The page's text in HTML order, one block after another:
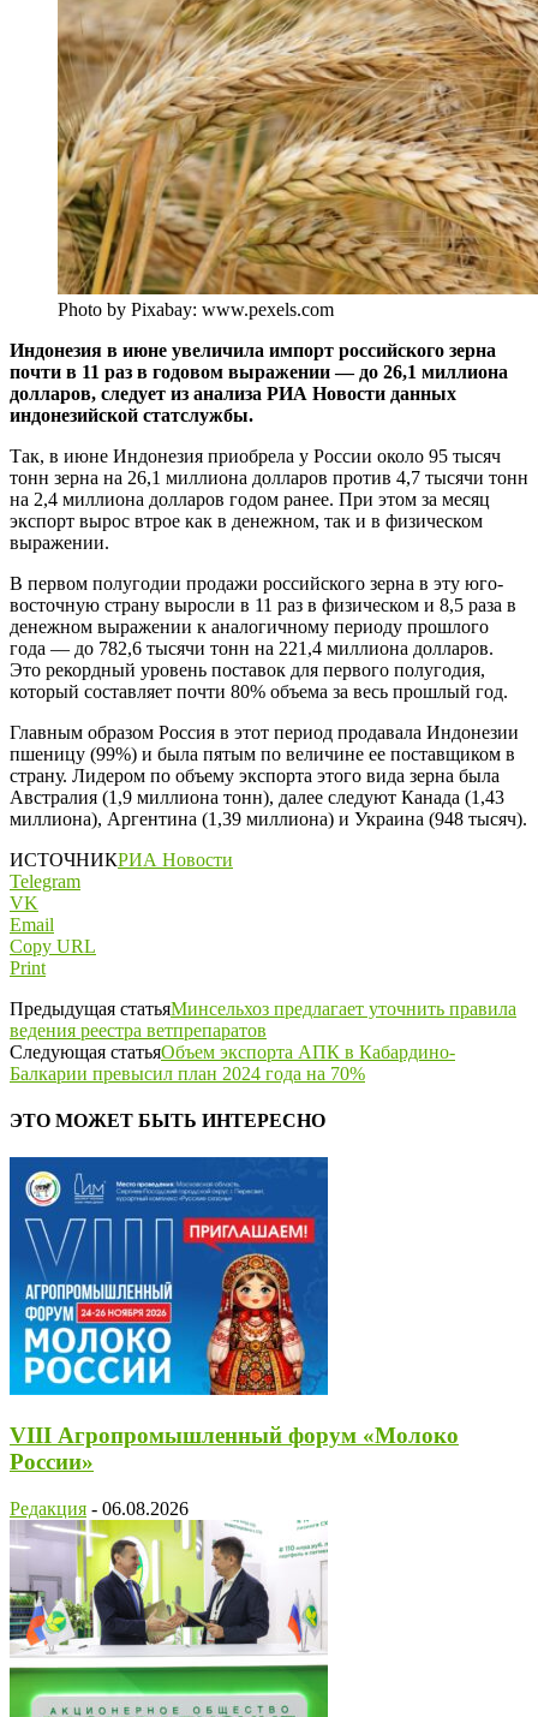
Photo by Pixabay: www.pexels.com
Индонезия в июне увеличила импорт российского зерна
почти в 11 раз в годовом выражении — до 26,1 миллиона
долларов, следует из анализа РИА Новости данных
индонезийской статслужбы.
Так, в июне Индонезия приобрела у России около 95 тысяч
тонн зерна на 26,1 миллиона долларов против 4,7 тысячи тонн
на 2,4 миллиона долларов годом ранее. При этом за месяц
экспорт вырос втрое как в денежном, так и в физическом
выражении.
В первом полугодии продажи российского зерна в эту юго-
восточную страну выросли в 11 раз в физическом и 8,5 раза в
денежном выражении к аналогичному периоду прошлого
года — до 782,6 тысячи тонн на 221,4 миллиона долларов.
Это рекордный уровень поставок для первого полугодия,
который составляет почти 80% объема за весь прошлый год.
Главным образом Россия в этот период продавала Индонезии
пшеницу (99%) и была пятым по величине ее поставщиком в
страну. Лидером по объему экспорта этого вида зерна была
Австралия (1,9 миллиона тонн), далее следуют Канада (1,43
миллиона), Аргентина (1,39 миллиона) и Украина (948 тысяч).
ИСТОЧНИКРИА Новости
Telegram
VK
Email
Copy URL
Print
Предыдущая статьяМинсельхоз предлагает уточнить правила
ведения реестра ветпрепаратов
Следующая статьяОбъем экспорта АПК в Кабардино-
Балкарии превысил план 2024 года на 70%
ЭТО МОЖЕТ БЫТЬ ИНТЕРЕСНО
VIII Агропромышленный форум «Молоко
России»
Редакция - 06.08.2026